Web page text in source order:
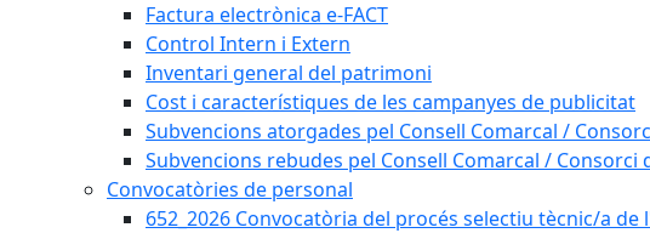
Factura electrònica e-FACT
Control Intern i Extern
Inventari general del patrimoni
Cost i característiques de les campanyes de publicitat
Subvencions atorgades pel Consell Comarcal /
Subvencions rebudes pel Consell Comarcal / Consorci
Convocatòries de personal
652_2026 Convocatòria del procés selectiu tècnic/a de